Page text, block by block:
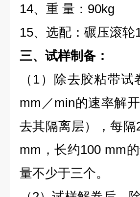
14、重 量：90kg
15、选配：碾压滚轮
三、试样制备：
（1）除去胶粘带
mm／min的速率解
去其隔离层），每
mm，长约100 mm
量不少于三个。